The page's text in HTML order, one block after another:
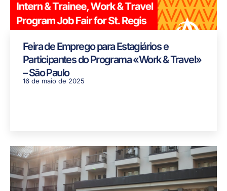
Feira de Emprego para Estagiários e
Participantes do Programa «Work & Travel»
– São Paulo
16 de maio de 2025